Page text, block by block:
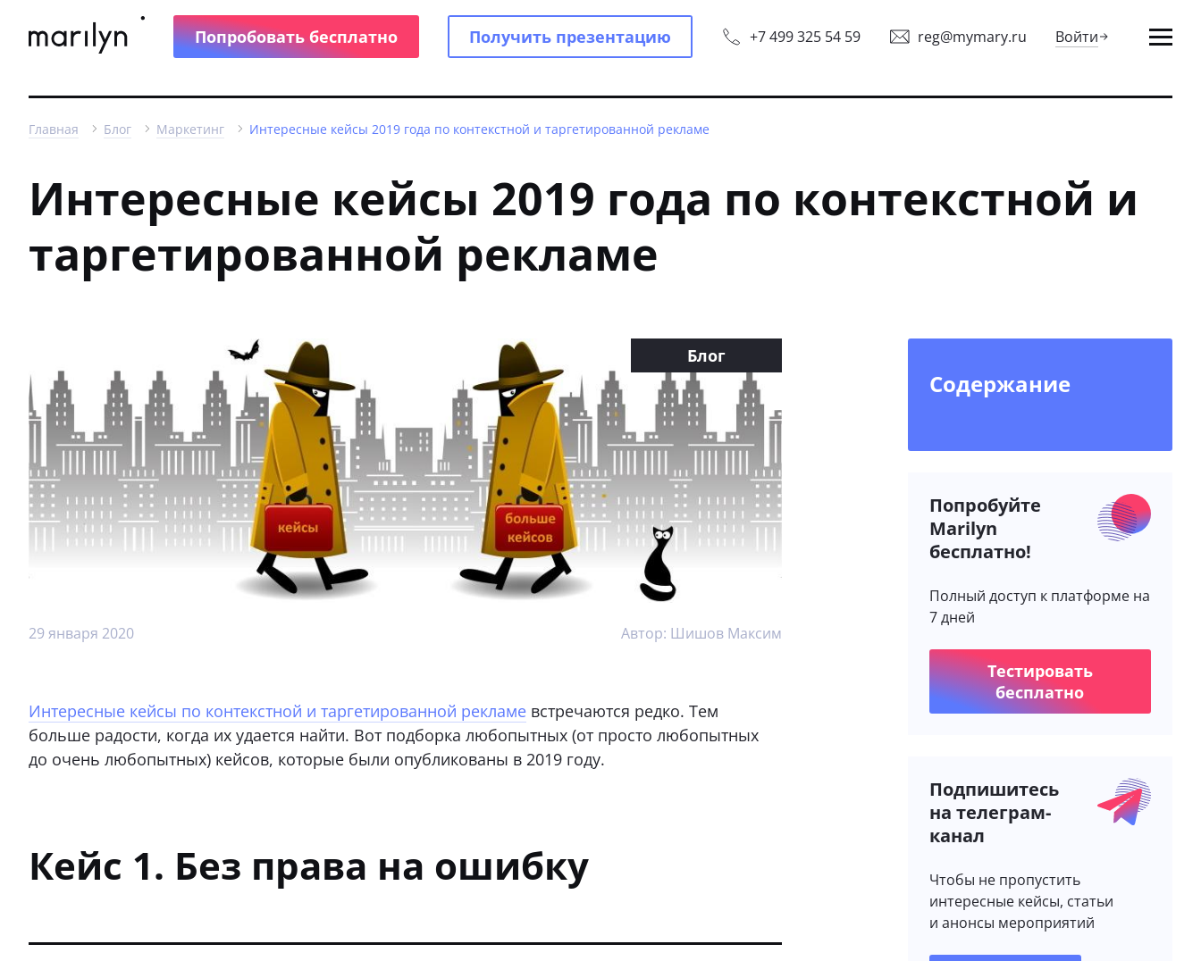
Попробовать бесплатно Получить презентацию +7 499 325 54 59 reg@mymary.ru Войти
Главная Блог Маркетинг Интересные кейсы 2019 года по контекстной и таргетированной рекламе
Интересные кейсы 2019 года по контекстной и
таргетированной рекламе
Содержание
Попробуйте
Marilyn
бесплатно!
Полный доступ к платформе на
7 дней
Тестировать
бесплатно
Подпишитесь
на телеграм-
канал
Чтобы не пропустить
интересные кейсы, статьи
и анонсы мероприятий
Блог
29 января 2020 Автор: Шишов Максим
Интересные кейсы по контекстной и таргетированной рекламе встречаются редко. Тем
больше радости, когда их удается найти. Вот подборка любопытных (от просто любопытных
до очень любопытных) кейсов, которые были опубликованы в 2019 году.
Кейс 1. Без права на ошибку